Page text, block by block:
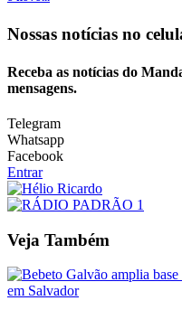
Nossas notícias no
Receba as notícias do
mensagens.
Telegram
Whatsapp
Facebook
Entrar
Veja Também